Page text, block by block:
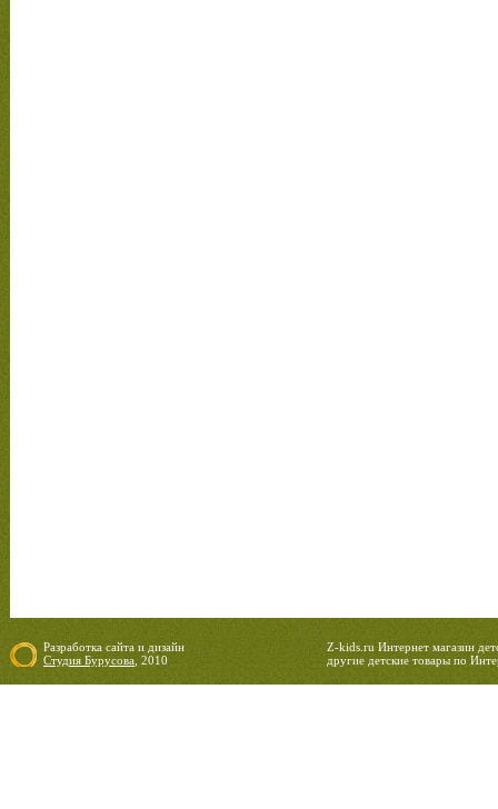
Разработка сайта и дизайн
Студия Бурусова , 2010
Z-kids.ru Интернет магазин
другие детские товары по